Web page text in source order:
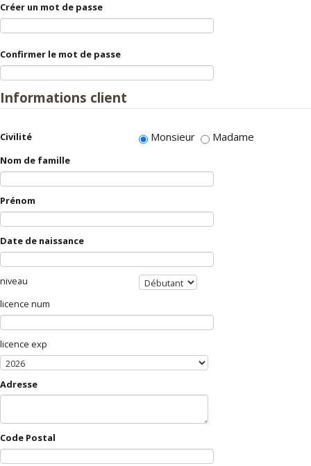
Créer un mot de passe
Confirmer le mot de passe
Informations client
Civilité Monsieur Madame
Nom de famille
Prénom
Date de naissance
niveau
licence num
licence exp
Adresse
Code Postal